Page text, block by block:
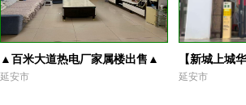
▲百米大道热电厂家属楼出售▲
延安市
【新城上城
延安市